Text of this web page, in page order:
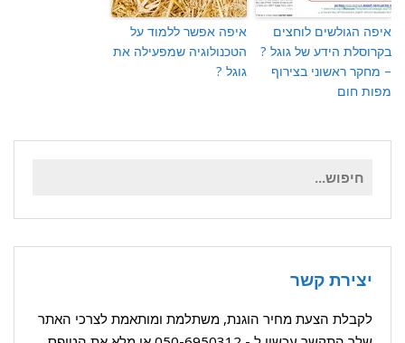
איפה הגולשים לוחצים
בקרוסלת הידע של גוגל ?
– מחקר ראשוני בצירוף
מפות חום
איפה אפשר ללמוד על
הטכנולוגיה שמפעילה את
גוגל ?
יצירת קשר
לקבלת הצעת מחיר הוגנת, משתלמת ומותאמת לצרכי האתר